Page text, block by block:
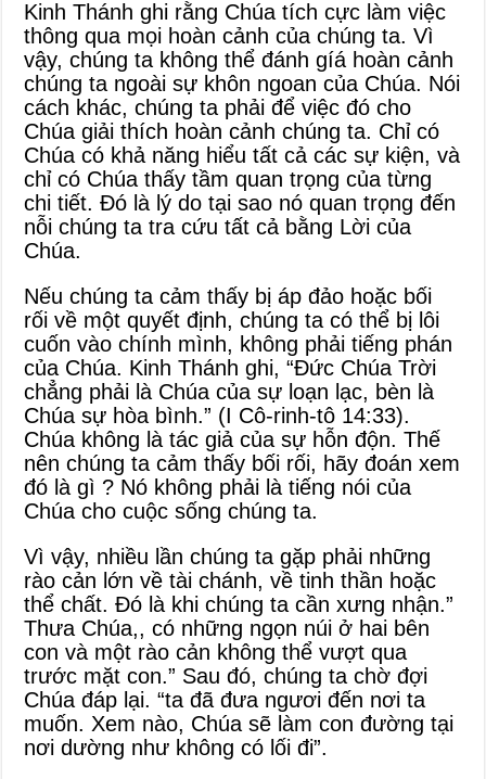
Kinh Thánh ghi rằng Chúa tích cực làm việc
thông qua mọi hoàn cảnh của chúng ta. Vì
vậy, chúng ta không thể đánh gíá hoàn cảnh
chúng ta ngoài sự khôn ngoan của Chúa. Nói
cách khác, chúng ta phải để việc đó cho
Chúa giải thích hoàn cảnh chúng ta. Chỉ có
Chúa có khả năng hiểu tất cả các sự kiện, và
chỉ có Chúa thấy tầm quan trọng của từng
chi tiết. Đó là lý do tại sao nó quan trọng đến
nỗi chúng ta tra cứu tất cả bằng Lời của
Chúa.
Nếu chúng ta cảm thấy bị áp đảo hoặc bối
rối về một quyết định, chúng ta có thể bị lôi
cuốn vào chính mình, không phải tiếng phán
của Chúa. Kinh Thánh ghi, “Đức Chúa Trời
chẳng phải là Chúa của sự loạn lạc, bèn là
Chúa sự hòa bình.” (I Cô-rinh-tô 14:33).
Chúa không là tác giả của sự hỗn độn. Thế
nên chúng ta cảm thấy bối rối, hãy đoán xem
đó là gì ? Nó không phải là tiếng nói của
Chúa cho cuộc sống chúng ta.
Vì vậy, nhiều lần chúng ta gặp phải những
rào cản lớn về tài chánh, về tinh thần hoặc
thể chất. Đó là khi chúng ta cần xưng nhận.”
Thưa Chúa,, có những ngọn núi ở hai bên
con và một rào cản không thể vượt qua
trước mặt con.” Sau đó, chúng ta chờ đợi
Chúa đáp lại. “ta đã đưa ngươi đến nơi ta
muốn. Xem nào, Chúa sẽ làm con đường tại
nơi dường như không có lối đi”.